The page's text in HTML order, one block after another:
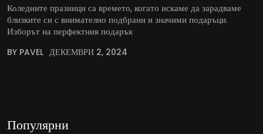
Коледните празници са времето, когато искаме да зарадваме
близките си с внимателно подбрани и значими подаръци.
Изборът на перфектния подарък
BY PAVEL ДЕКЕМВРИ 2, 2024
Популярни